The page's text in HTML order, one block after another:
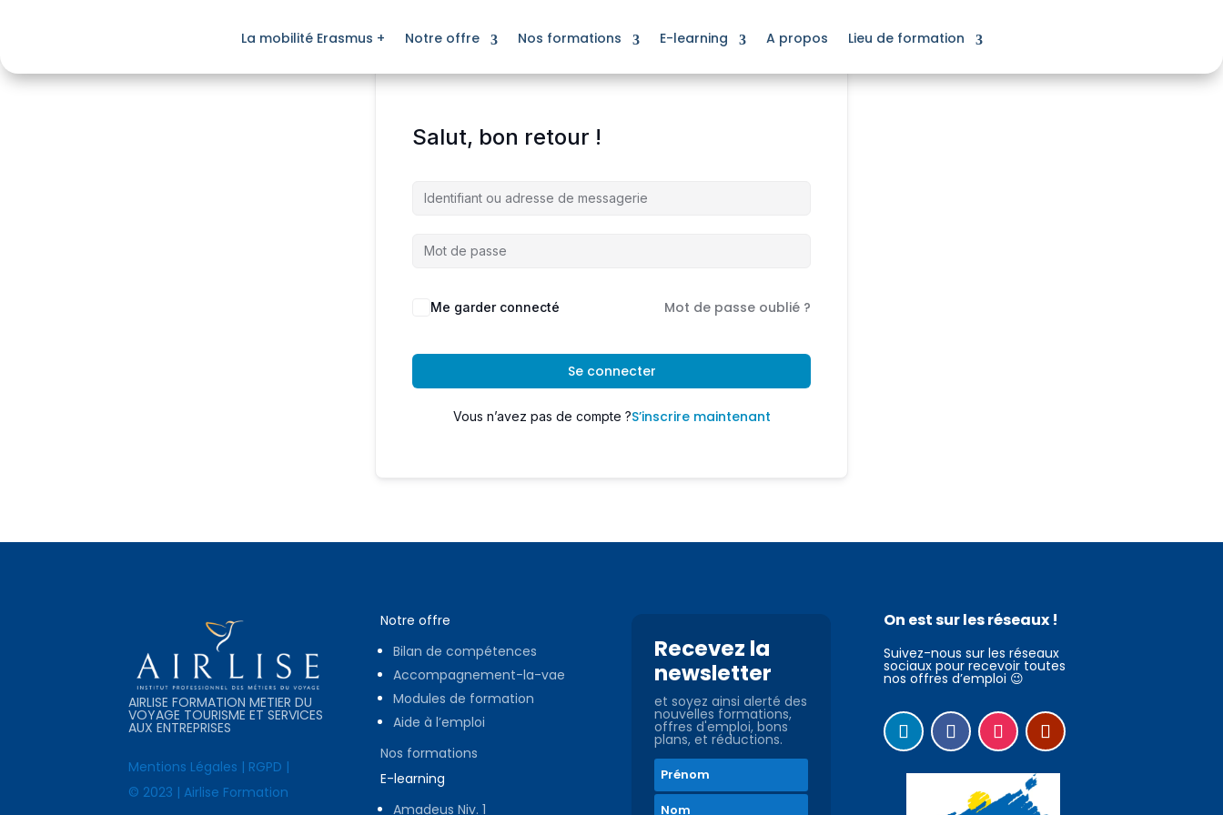
La mobilité Erasmus + Notre offre Nos formations E-learning A propos Lieu de formation
Salut, bon retour !
Me garder connecté Mot de passe oublié ?
Se connecter
Vous n’avez pas de compte ?S’inscrire maintenant
AIRLISE FORMATION METIER DU
VOYAGE TOURISME ET SERVICES
AUX ENTREPRISES
Mentions Légales | RGPD |
© 2023 | Airlise Formation
Notre offre
Bilan de compétences
Accompagnement-la-vae
Modules de formation
Aide à l’emploi
Nos formations
E-learning
Amadeus Niv. 1
Recevez la
newsletter
et soyez ainsi alerté des
nouvelles formations,
offres d'emploi, bons
plans, et réductions.
On est sur les réseaux !
Suivez-nous sur les réseaux
sociaux pour recevoir toutes
nos offres d’emploi 😉